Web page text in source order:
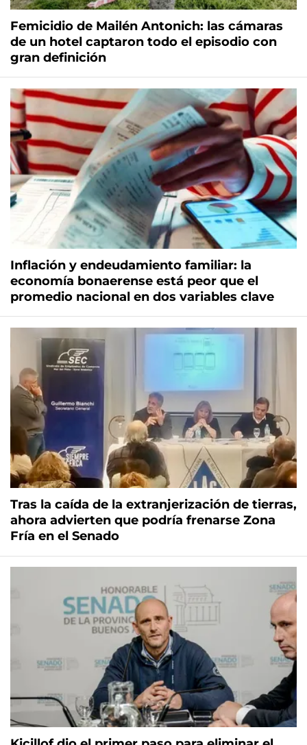
Femicidio de Mailén Antonich: las cámaras
de un hotel captaron todo el episodio con
gran definición
Inflación y endeudamiento familiar: la
economía bonaerense está peor que el
promedio nacional en dos variables clave
Tras la caída de la extranjerización de tierras,
ahora advierten que podría frenarse Zona
Fría en el Senado